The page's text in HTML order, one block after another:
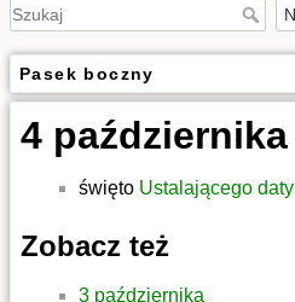
Pasek boczny
4 października
święto Ustalającego daty
Zobacz też
3 października